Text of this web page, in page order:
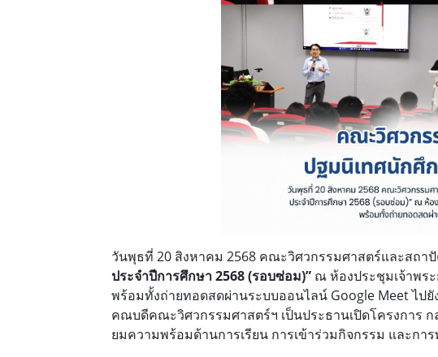
วันพุธที่ 20 สิงหาคม 2568 คณะวิศวกรรมศาสตร์และสถา
ประจำปีการศึกษา 2568 (รอบซ่อม)” ณ ห้องประชุมเจ้าพร
พร้อมทั้งถ่ายทอดสดผ่านระบบออนไลน์ Google Meet ไ
คณบดีคณะวิศวกรรมศาสตร์ฯ เป็นประธานเปิดโครงการ
ยมความพร้อมด้านการเรียน การเข้าร่วมกิจกรรม และกา